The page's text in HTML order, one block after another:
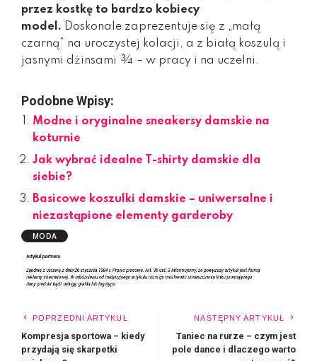
przez kostkę to bardzo kobiecy
model. Doskonale zaprezentuje się z „małą
czarną” na uroczystej kolacji, a z białą koszulą i
jasnymi dżinsami ¾ – w pracy i na uczelni.
Podobne Wpisy:
Modne i oryginalne sneakersy damskie na
koturnie
Jak wybrać idealne T-shirty damskie dla
siebie?
Basicowe koszulki damskie – uniwersalne i
niezastąpione elementy garderoby
MODA
POPRZEDNI ARTYKUŁ
Kompresja sportowa – kiedy
przydają się skarpetki
NASTĘPNY ARTYKUŁ
Taniec na rurze – czym jest
pole dance i dlaczego warto